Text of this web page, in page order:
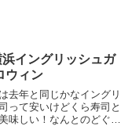
イングリッシュガ
ィン
去年と同じかなイングリ
って安いけどくら寿司と
味しい！なんとのどぐろ